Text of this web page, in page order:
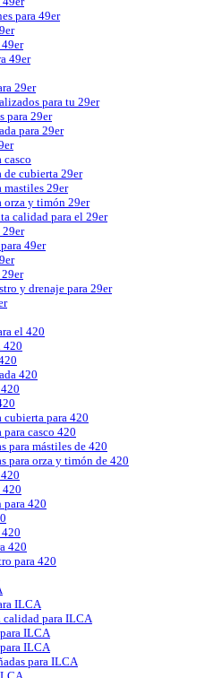
para 49er
49er
29er
para tu 29er
para 29er
para 29er
casco
de cubierta 29er
mastiles 29er
orza y timón 29er
calidad para el 29er
29er
49er
y drenaje para 29er
el 420
420
420
cubierta para 420
para casco 420
para mástiles de 420
para orza y timón de 420
420
para 420
420
para 420
ILCA
calidad para ILCA
ILCA
ILCA
para ILCA